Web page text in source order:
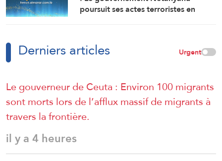
poursuit ses actes terroristes en
Derniers articles Urgent
Le gouverneur de Ceuta : Environ 100 migrants
sont morts lors de l’afflux massif de migrants à
travers la frontière.
il y a 4 heures